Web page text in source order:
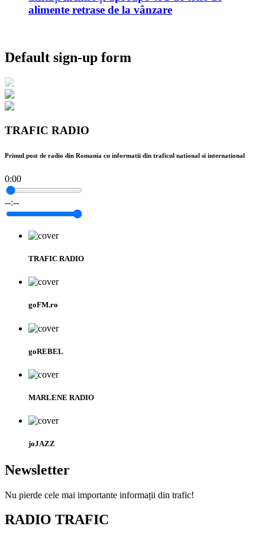
alimente retrase de la vânzare
Default sign-up form
TRAFIC RADIO
Primul post de radio din Romania cu informatii din traficul national si international
0:00
--:--
TRAFIC RADIO
goFM.ro
goREBEL
MARLENE RADIO
joJAZZ
Newsletter
Nu pierde cele mai importante informații din trafic!
RADIO TRAFIC